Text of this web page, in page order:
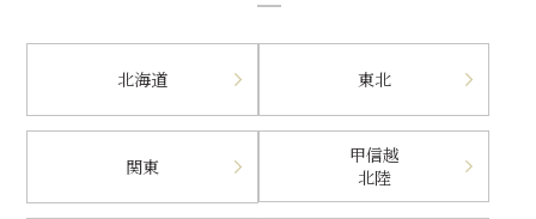
北海道 東北
関東
甲信越
北陸